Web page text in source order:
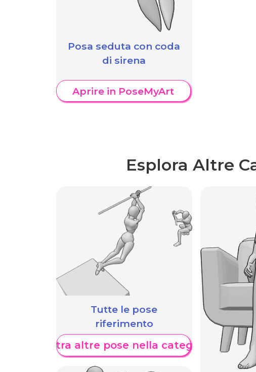
Posa seduta con coda
di sirena
Aprire in PoseMyArt
Esplora Altre
Tutte le pose
riferimento
Mostra altre pose nella categoria